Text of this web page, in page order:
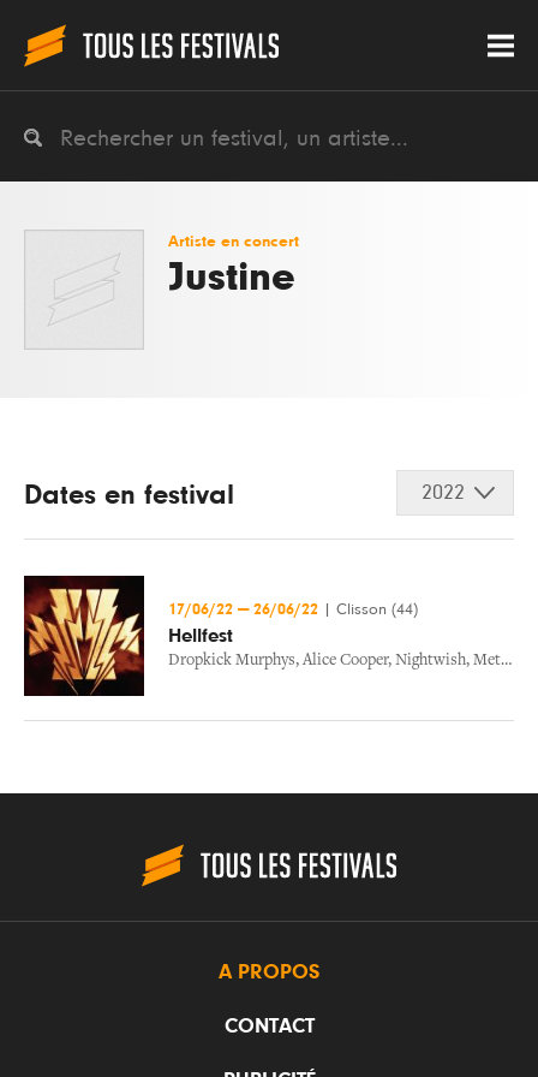
Artiste en concert
Justine
Dates en festival 2022
17/06/22 — 26/06/22 Clisson (44)
Hellfest
Dropkick Murphys, Alice Cooper, Nightwish, Metallica
A PROPOS
CONTACT